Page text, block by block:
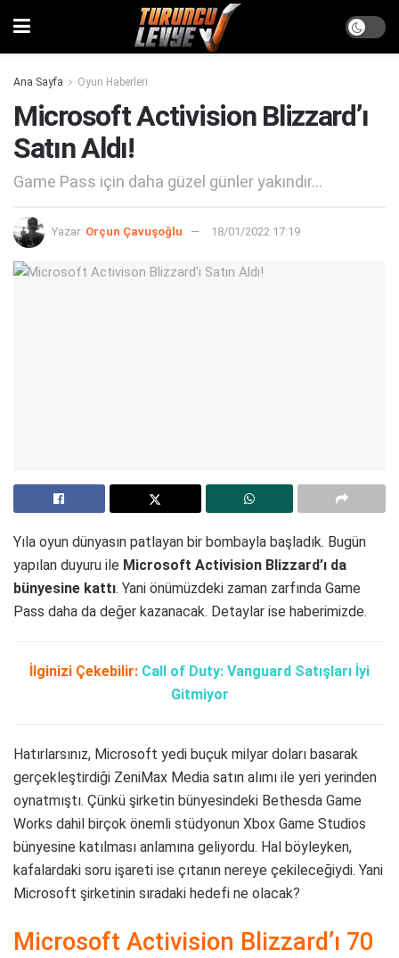
Ana Sayfa Oyun Haberleri
Microsoft Activision Blizzard’ı
Satın Aldı!
Game Pass için daha güzel günler yakındır...
Yazar: Orçun Çavuşoğlu 18/01/2022 17:19
Yıla oyun dünyasın patlayan bir bombayla başladık. Bugün
yapılan duyuru ile Microsoft Activision Blizzard’ı da
bünyesine kattı. Yani önümüzdeki zaman zarfında Game
Pass daha da değer kazanacak. Detaylar ise haberimizde.
İlginizi Çekebilir: Call of Duty: Vanguard Satışları İyi
Gitmiyor
Hatırlarsınız, Microsoft yedi buçuk milyar doları basarak
gerçekleştirdiği ZeniMax Media satın alımı ile yeri yerinden
oynatmıştı. Çünkü şirketin bünyesindeki Bethesda Game
Works dahil birçok önemli stüdyonun Xbox Game Studios
bünyesine katılması anlamına geliyordu. Hal böyleyken,
kafalardaki soru işareti ise çıtanın nereye çekileceğiydi. Yani
Microsoft şirketinin sıradaki hedefi ne olacak?
Microsoft Activision Blizzard’ı 70